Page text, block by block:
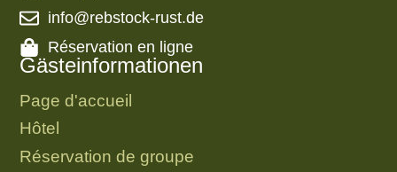
info@rebstock-rust.de
Réservation en ligne
Gästeinformationen
Page d'accueil
Hôtel
Réservation de groupe